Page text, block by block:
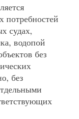
потребностей
судах,
водопой
без
без